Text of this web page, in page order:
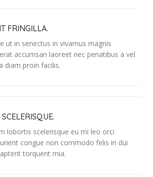
FRINGILLA.
ut in senectus in vivamus magnis
accumsan laoreet nec penatibus a vel
diam proin facilis.
lobortis scelerisque eu mi leo orci
congue non commodo felis in dui
torquent mia.